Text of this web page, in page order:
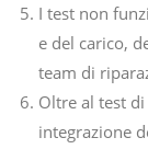
I test non
e del carico,
team di
Oltre al test
integrazione